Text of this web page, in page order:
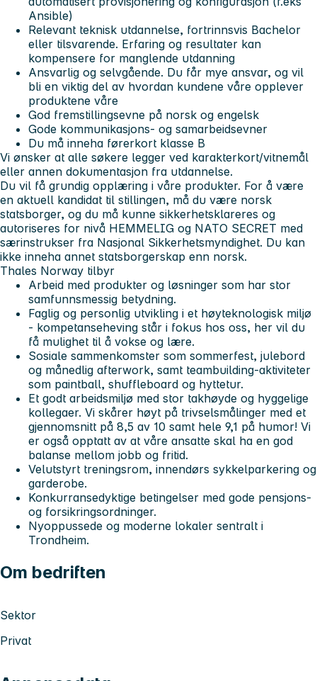
Ansible)
Relevant teknisk utdannelse, fortrinnsvis Bachelor
eller tilsvarende. Erfaring og resultater kan
kompensere for manglende utdanning
Ansvarlig og selvgående. Du får mye ansvar, og vil
bli en viktig del av hvordan kundene våre opplever
produktene våre
God fremstillingsevne på norsk og engelsk
Gode kommunikasjons- og samarbeidsevner
Du må inneha førerkort klasse B
Vi ønsker at alle søkere legger ved karakterkort/vitnemål
eller annen dokumentasjon fra utdannelse.
Du vil få grundig opplæring i våre produkter. For å være
en aktuell kandidat til stillingen, må du være norsk
statsborger, og du må kunne sikkerhetsklareres og
autoriseres for nivå HEMMELIG og NATO SECRET med
særinstrukser fra Nasjonal Sikkerhetsmyndighet. Du kan
ikke inneha annet statsborgerskap enn norsk.
Thales Norway tilbyr
Arbeid med produkter og løsninger som har stor
samfunnsmessig betydning.
Faglig og personlig utvikling i et høyteknologisk miljø
- kompetanseheving står i fokus hos oss, her vil du
få mulighet til å vokse og lære.
Sosiale sammenkomster som sommerfest, julebord
og månedlig afterwork, samt teambuilding-aktiviteter
som paintball, shuffleboard og hyttetur.
Et godt arbeidsmiljø med stor takhøyde og hyggelige
kollegaer. Vi skårer høyt på trivselsmålinger med et
gjennomsnitt på 8,5 av 10 samt hele 9,1 på humor! Vi
er også opptatt av at våre ansatte skal ha en god
balanse mellom jobb og fritid.
Velutstyrt treningsrom, innendørs sykkelparkering og
garderobe.
Konkurransedyktige betingelser med gode pensjons-
og forsikringsordninger.
Nyoppussede og moderne lokaler sentralt i
Trondheim.
Om bedriften
Sektor
Privat